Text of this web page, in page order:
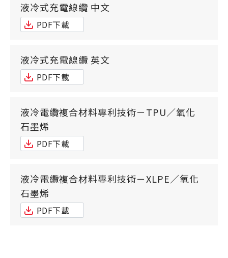
液冷式充電線纜 中文
PDF下載
液冷式充電線纜 英文
PDF下載
液冷電纜複合材料專利技術－TPU／氧化
石墨烯
PDF下載
液冷電纜複合材料專利技術－XLPE／氧化
石墨烯
PDF下載